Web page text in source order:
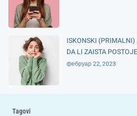
ISKONSKI
DA LI ZAISTA
фебруар 22, 2023
Tagovi